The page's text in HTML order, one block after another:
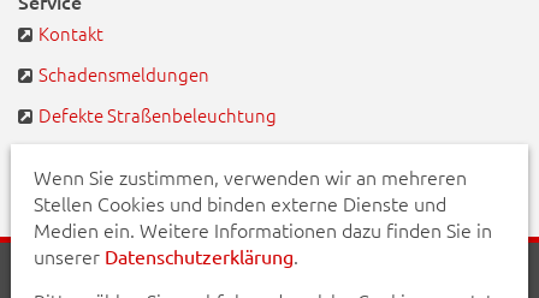
Kontakt
Schadensmeldungen
Defekte Straßenbeleuchtung
Wenn Sie zustimmen, verwenden wir an mehreren
Stellen Cookies und binden externe Dienste und
Medien ein. Weitere Informationen dazu finden Sie in
unserer Datenschutzerklärung.